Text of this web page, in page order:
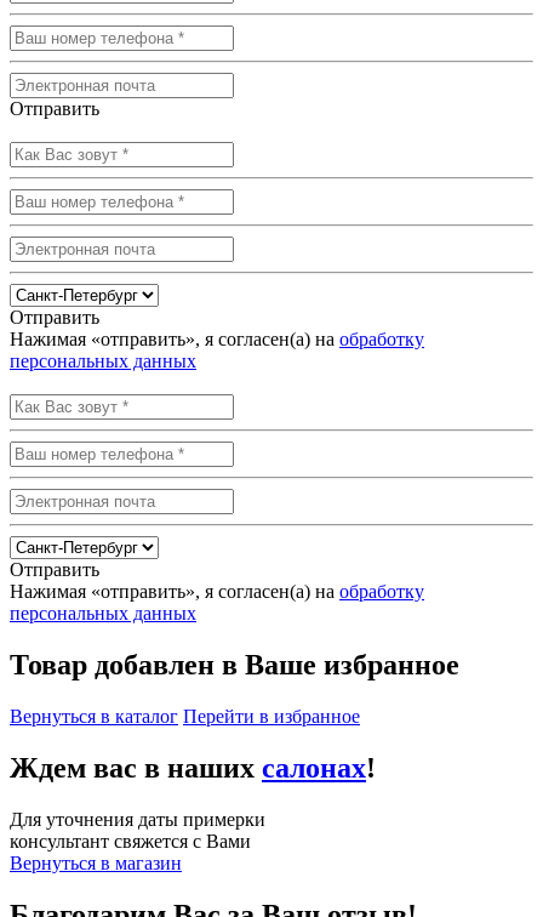
Отправить
Отправить
Нажимая «отправить», я согласен(а) на обработку
персональных данных
Отправить
Нажимая «отправить», я согласен(а) на обработку
персональных данных
Товар добавлен в Ваше избранное
Вернуться в каталог Перейти в избранное
Ждем вас в наших салонах!
Для уточнения даты примерки
консультант свяжется с Вами
Вернуться в магазин